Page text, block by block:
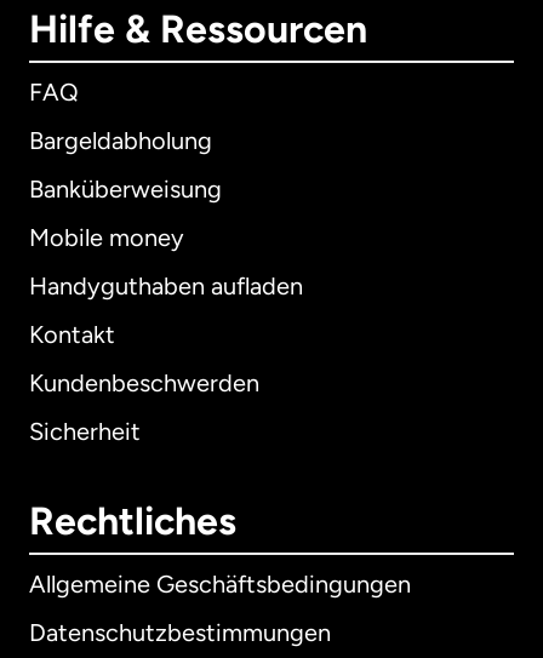
Hilfe & Ressourcen
FAQ
Bargeldabholung
Banküberweisung
Mobile money
Handyguthaben aufladen
Kontakt
Kundenbeschwerden
Sicherheit
Rechtliches
Allgemeine Geschäftsbedingungen
Datenschutzbestimmungen